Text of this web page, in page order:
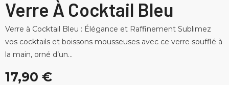
Verre À Cocktail Bleu
Verre à Cocktail Bleu : Élégance et Raffinement Sublimez
vos cocktails et boissons mousseuses avec ce verre soufflé à
la main, orné d’un...
17,90 €